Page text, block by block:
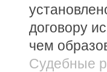
договору
чем
Судебные